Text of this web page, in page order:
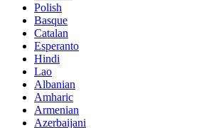
Polish
Basque
Catalan
Esperanto
Hindi
Lao
Albanian
Amharic
Armenian
Azerbaijani